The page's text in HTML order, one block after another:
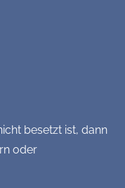
besetzt ist, dann
oder